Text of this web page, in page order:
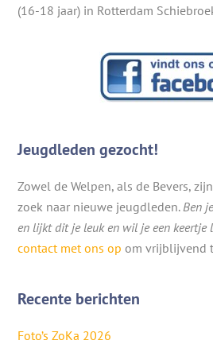
(16-18 jaar) in Rotterdam
Jeugdleden gezocht!
Zowel de Welpen, als de Bevers,
zoek naar nieuwe jeugdleden. Ben
en lijkt dit je leuk en wil je een keertje
contact met ons op om vrijblijvend
Recente berichten
Foto’s ZoKa 2026